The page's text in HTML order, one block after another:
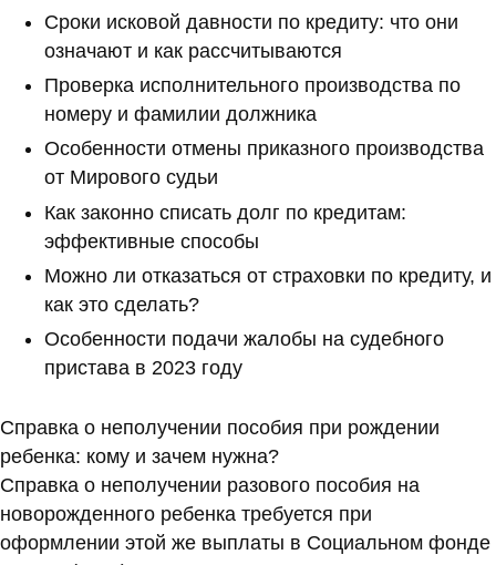
Сроки исковой давности по кредиту: что они
означают и как рассчитываются
Проверка исполнительного производства по
номеру и фамилии должника
Особенности отмены приказного производства
от Мирового судьи
Как законно списать долг по кредитам:
эффективные способы
Можно ли отказаться от страховки по кредиту, и
как это сделать?
Особенности подачи жалобы на судебного
пристава в 2023 году
Справка о неполучении пособия при рождении
ребенка: кому и зачем нужна?
Справка о неполучении разового пособия на
новорожденного ребенка требуется при
оформлении этой же выплаты в Социальном фонде